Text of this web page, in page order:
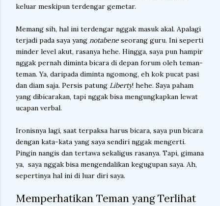
keluar meskipun terdengar gemetar.
Memang sih, hal ini terdengar nggak masuk akal. Apalagi
terjadi pada saya yang notabene seorang guru. Ini seperti
minder level akut, rasanya hehe. Hingga, saya pun hampir
nggak pernah diminta bicara di depan forum oleh teman-
teman. Ya, daripada diminta ngomong, eh kok pucat pasi
dan diam saja. Persis patung Liberty! hehe. Saya paham
yang dibicarakan, tapi nggak bisa mengungkapkan lewat
ucapan verbal.
Ironisnya lagi, saat terpaksa harus bicara, saya pun bicara
dengan kata-kata yang saya sendiri nggak mengerti.
Pingin nangis dan tertawa sekaligus rasanya. Tapi, gimana
ya, saya nggak bisa mengendalikan kegugupan saya. Ah,
sepertinya hal ini di luar diri saya.
Memperhatikan Teman yang Terlihat